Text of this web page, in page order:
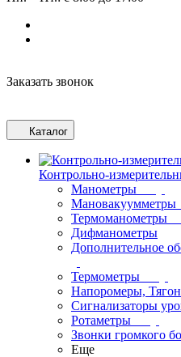
Заказать звонок
Каталог
Контрольно-
Манометры
Мановакуумметры
Термоманометры
Дифманометры
Дополнительное
Термометры
Напоромеры,
Сигнализаторы
Ротаметры
Звонки громкого
Еще